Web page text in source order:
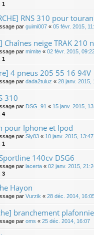
1
RNS 310 pour
par guimi007 « 05 févr. 2015,
Chaînes neige TRAK 210
par mimite « 02 févr. 2015,
1
4 pneus 205 55 16 94V
par dada2tuluz « 28 janv. 2015,
310
par DSG_91 « 15 janv. 2015,
4
pour Iphone et Ipod
par Sly83 « 10 janv. 2015, 13:47
1
140cv DSG6
par lacerta « 02 janv. 2015,
3
Hayon
par Vurzik « 28 déc. 2014,
branchement
par oms « 25 déc. 2014, 16:07